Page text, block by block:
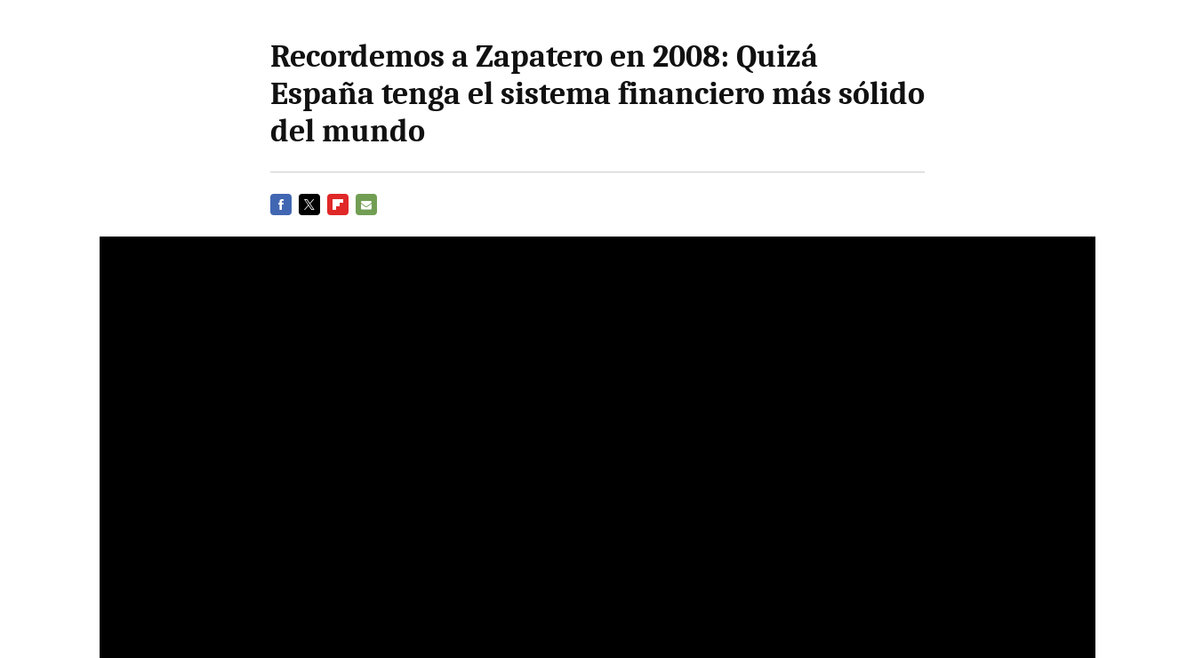
Recordemos a Zapatero en 2008: Quizá
España tenga el sistema financiero más sólido
del mundo